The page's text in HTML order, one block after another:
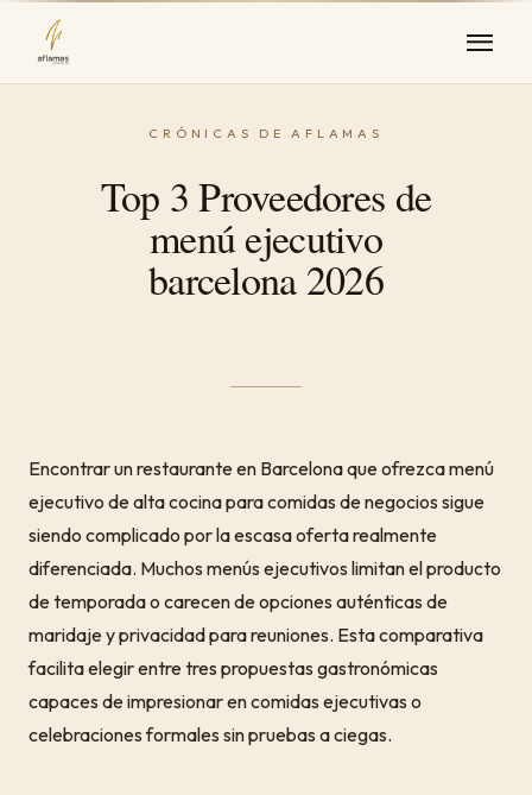
Top 3 Proveedores de
menú ejecutivo
barcelona 2026
Encontrar un restaurante en Barcelona que ofrezca menú
ejecutivo de alta cocina para comidas de negocios sigue
siendo complicado por la escasa oferta realmente
diferenciada. Muchos menús ejecutivos limitan el producto
de temporada o carecen de opciones auténticas de
maridaje y privacidad para reuniones. Esta comparativa
facilita elegir entre tres propuestas gastronómicas
capaces de impresionar en comidas ejecutivas o
celebraciones formales sin pruebas a ciegas.